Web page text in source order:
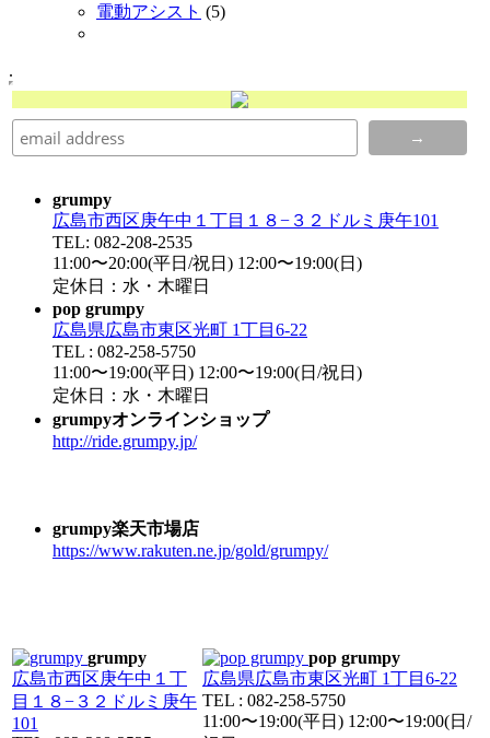
電動アシスト (5)
.
grumpy
広島市西区庚午中１丁目１８−３２ドルミ庚午101
TEL: 082-208-2535
11:00〜20:00(平日/祝日) 12:00〜19:00(日)
定休日：水・木曜日
pop grumpy
広島県広島市東区光町 1丁目6-22
TEL : 082-258-5750
11:00〜19:00(平日) 12:00〜19:00(日/祝日)
定休日：水・木曜日
grumpyオンラインショップ
http://ride.grumpy.jp/
grumpy楽天市場店
https://www.rakuten.ne.jp/gold/grumpy/
grumpy
広島市西区庚午中１丁
目１８−３２ドルミ庚午
101
pop grumpy
広島県広島市東区光町 1丁目6-22
TEL : 082-258-5750
11:00〜19:00(平日) 12:00〜19:00(日/